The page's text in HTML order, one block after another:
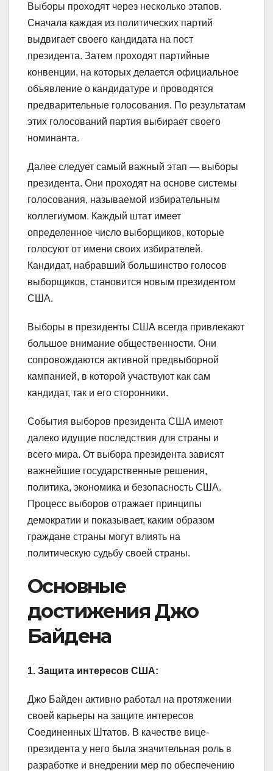
Выборы проходят через несколько этапов.
Сначала каждая из политических партий
выдвигает своего кандидата на пост
президента. Затем проходят партийные
конвенции, на которых делается официальное
объявление о кандидатуре и проводятся
предварительные голосования. По результатам
этих голосований партия выбирает своего
номинанта.
Далее следует самый важный этап — выборы
президента. Они проходят на основе системы
голосования, называемой избирательным
коллегиумом. Каждый штат имеет
определенное число выборщиков, которые
голосуют от имени своих избирателей.
Кандидат, набравший большинство голосов
выборщиков, становится новым президентом
США.
Выборы в президенты США всегда привлекают
большое внимание общественности. Они
сопровождаются активной предвыборной
кампанией, в которой участвуют как сам
кандидат, так и его сторонники.
События выборов президента США имеют
далеко идущие последствия для страны и
всего мира. От выбора президента зависят
важнейшие государственные решения,
политика, экономика и безопасность США.
Процесс выборов отражает принципы
демократии и показывает, каким образом
граждане страны могут влиять на
политическую судьбу своей страны.
Основные
достижения Джо
Байдена
1. Защита интересов США:
Джо Байден активно работал на протяжении
своей карьеры на защите интересов
Соединенных Штатов. В качестве вице-
президента у него была значительная роль в
разработке и внедрении мер по обеспечению